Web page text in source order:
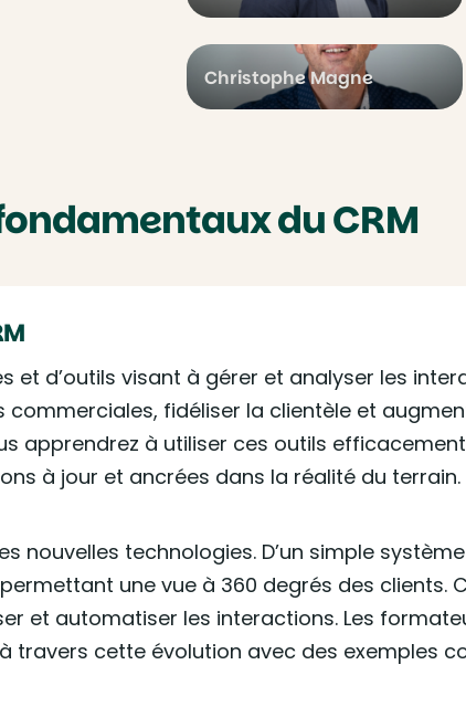
Christophe Magne
du CRM
et d’outils visant à gérer et analyser les
commerciales, fidéliser la clientèle et
apprendrez à utiliser ces outils
à jour et ancrées dans la réalité du terrain.
nouvelles technologies. D’un simple
une vue à 360 degrés des clients.
et automatiser les interactions. Les
travers cette évolution avec des exemples